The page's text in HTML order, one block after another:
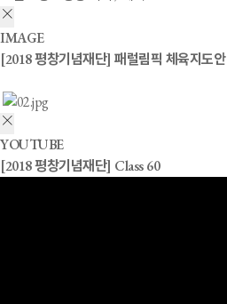
IMAGE
[2018 평창기념재단] 패럴림픽 체육지도안
YOUTUBE
[2018 평창기념재단] Class 60